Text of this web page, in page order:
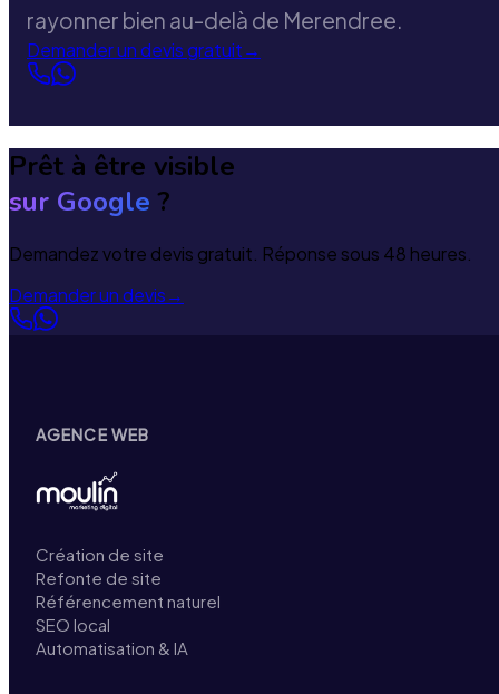
rayonner bien au-delà de Merendree.
Demander un devis gratuit→
Prêt à être visible
sur Google ?
Demandez votre devis gratuit. Réponse sous 48 heures.
Demander un devis→
AGENCE WEB
Création de site
Refonte de site
Référencement naturel
SEO local
Automatisation & IA